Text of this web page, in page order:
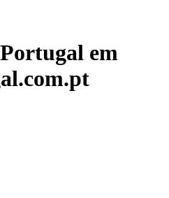
em